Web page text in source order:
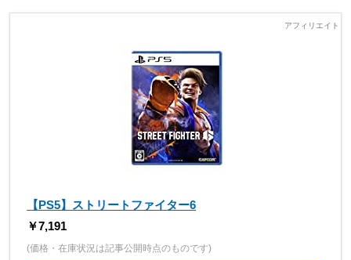
【PS5】ストリートファイター6
￥7,191
(価格・在庫状況は記事公開時点のものです)